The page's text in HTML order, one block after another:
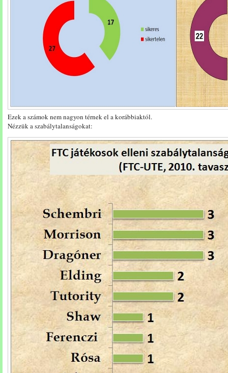
Ezek a számok nem nagyon térnek el a korábbiaktól.
Nézzük a szabálytalanságokat: